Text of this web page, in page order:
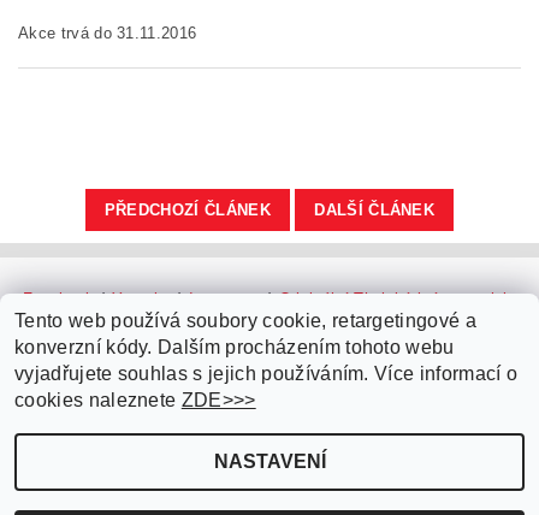
Akce trvá do 31.11.2016
PŘEDCHOZÍ ČLÁNEK DALŠÍ ČLÁNEK
Facebook | Youtube | Instagram | Originální Thajské krémy a oleje
| Platební brána ComGate
2026 ©Parfémy do auta.cz, všechna práva vyhrazenaUpravit nastavení cookies
Tento web používá soubory cookie, retargetingové a
konverzní kódy. Dalším procházením tohoto webu
vyjadřujete souhlas s jejich používáním. Více informací o
cookies naleznete ZDE>>>
NASTAVENÍ